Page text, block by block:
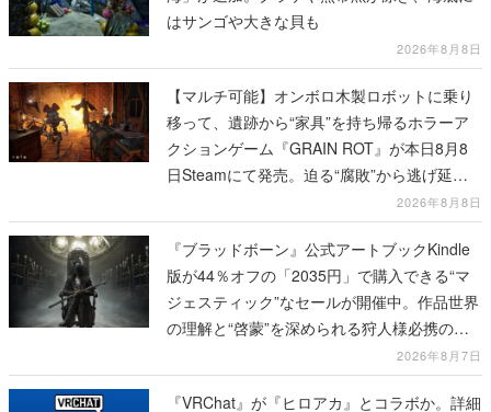
はサンゴや大きな貝も
2026年8月8日
【マルチ可能】オンボロ木製ロボットに乗り
移って、遺跡から“家具”を持ち帰るホラーア
クションゲーム『GRAIN ROT』が本日8月8
日Steamにて発売。迫る“腐敗”から逃げ延
2026年8月8日
『ブラッドボーン』公式アートブックKindle
版が44％オフの「2035円」で購入できる“マ
ジェスティック”なセールが開催中。作品世界
の理解と“啓蒙”を深められる狩人様必携の一
2026年8月7日
『VRChat』が『ヒロアカ』とコラボか。詳細